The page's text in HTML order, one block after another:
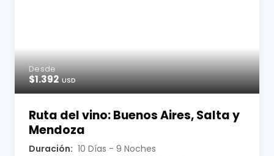
Desde
$1.392USD
Ruta del vino: Buenos Aires, Salta y
Mendoza
Duración: 10 Días - 9 Noches